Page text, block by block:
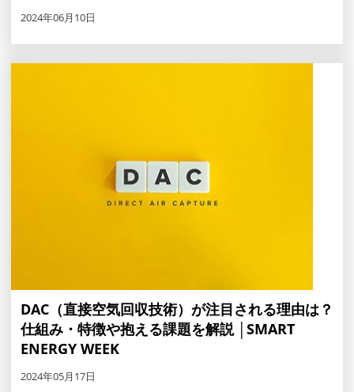
2024年06月10日
DAC（直接空気回収技術）が注目される理由は？
仕組み・特徴や抱える課題を解説 │SMART
ENERGY WEEK
2024年05月17日